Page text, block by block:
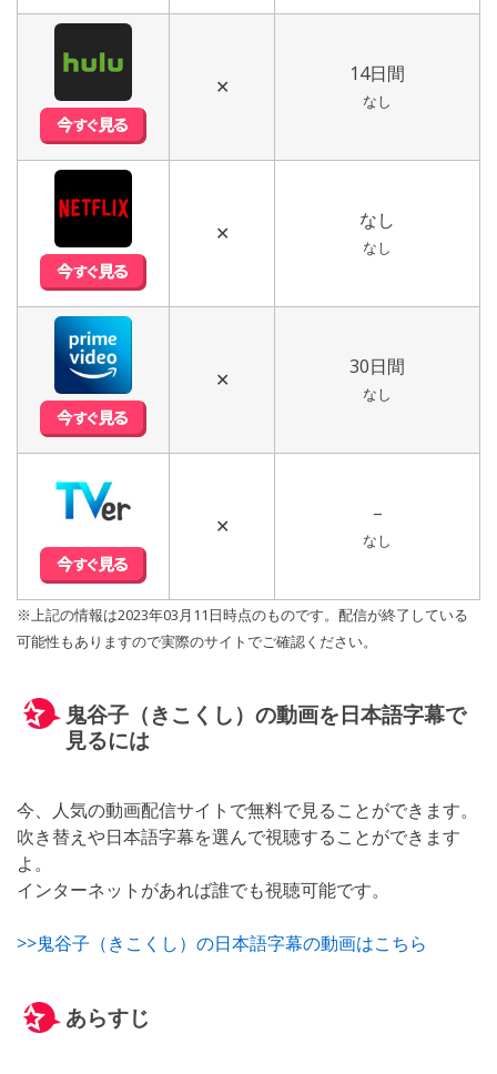
✕
14日間
なし
✕
なし
なし
✕
30日間
なし
✕
–
なし
※上記の情報は2023年03月11日時点のものです。配信が終了している
可能性もありますので実際のサイトでご確認ください。
鬼谷子（きこくし）の動画を日本語字幕で
見るには
今、人気の動画配信サイトで無料で見ることができます。
吹き替えや日本語字幕を選んで視聴することができます
よ。
インターネットがあれば誰でも視聴可能です。
>>鬼谷子（きこくし）の日本語字幕の動画はこちら
あらすじ